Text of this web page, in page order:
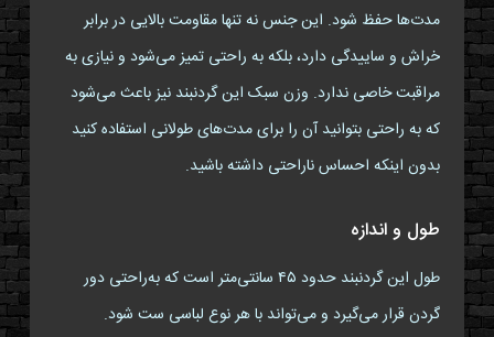
مدت‌ها حفظ شود. این جنس نه تنها مقاومت بالایی در برابر
خراش و ساییدگی دارد، بلکه به راحتی تمیز می‌شود و نیازی به
مراقبت خاصی ندارد. وزن سبک این گردنبند نیز باعث می‌شود
که به راحتی بتوانید آن را برای مدت‌های طولانی استفاده کنید
بدون اینکه احساس ناراحتی داشته باشید.
طول و اندازه
طول این گردنبند حدود ۴۵ سانتی‌متر است که به‌راحتی دور
گردن قرار می‌گیرد و می‌تواند با هر نوع لباسی ست شود.